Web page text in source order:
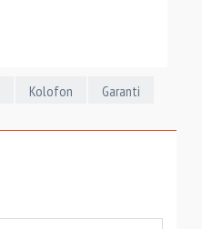
Kolofon
Garanti